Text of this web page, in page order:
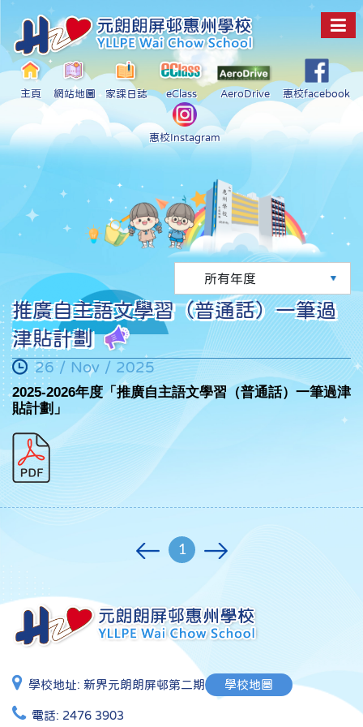
主頁 網站地圖 家課日誌 eClass AeroDrive 惠校facebook
惠校Instagram
推廣自主語文學習（普通話）一筆過
津貼計劃
26 / Nov / 2025
2025-2026年度「推廣自主語文學習（普通話）一筆過津
貼計劃」
1
學校地址: 新界元朗朗屏邨第二期 學校地圖
電話: 2476 3903